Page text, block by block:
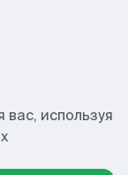
используя